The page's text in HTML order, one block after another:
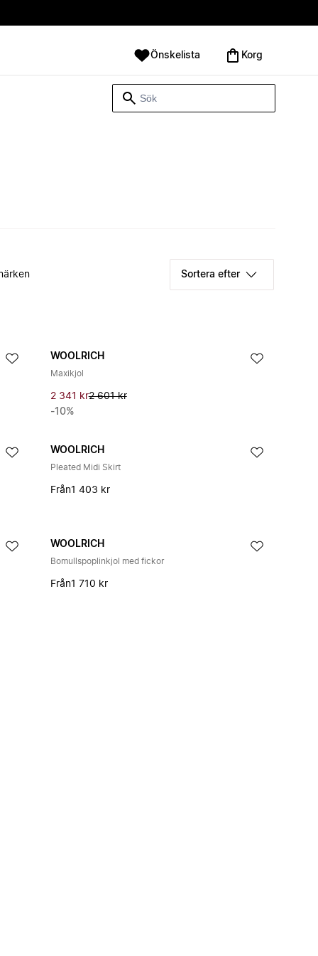
Önskelista Korg
Sortera efter
WOOLRICH
Maxikjol
2 341 kr2 601 kr
-10%
WOOLRICH
Pleated Midi Skirt
Från1 403 kr
WOOLRICH
Bomullspoplinkjol med fickor
Från1 710 kr